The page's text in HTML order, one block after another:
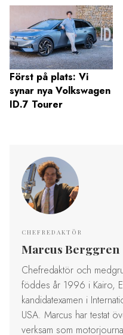
Först på plats: Vi
synar nya Volkswagen
ID.7 Tourer
CHEFREDAKTÖR
Marcus Berggren
Chefredaktör och
föddes år 1996 i Kairo,
kandidatexamen i
USA. Marcus har testat
verksam som